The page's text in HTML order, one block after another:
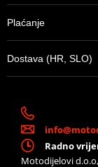
Plaćanje
Dostava (HR, SLO)
Radno
Motodijelovi